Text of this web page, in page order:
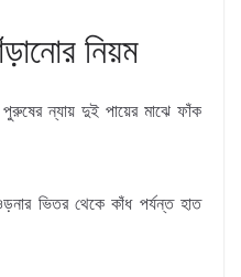
নিয়ম
পুরুষের ন্যায় দুই পায়ের মাঝে ফাঁক
ভিতর থেকে কাঁধ পর্যন্ত হাত